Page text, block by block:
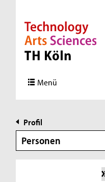
Direkt zur Hauptnavigation
Direkt zur Subnavigation
Direkt zum Inhalt
Direkt zum Fußbereich
Menü
Profil
Personen